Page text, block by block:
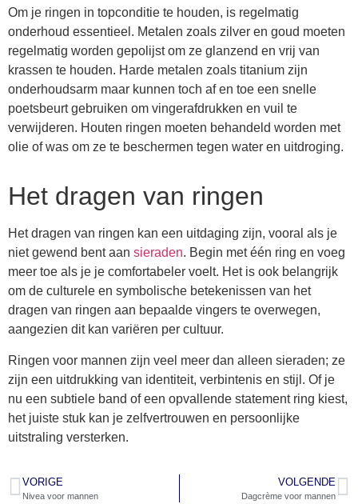
Om je ringen in topconditie te houden, is regelmatig
onderhoud essentieel. Metalen zoals zilver en goud moeten
regelmatig worden gepolijst om ze glanzend en vrij van
krassen te houden. Harde metalen zoals titanium zijn
onderhoudsarm maar kunnen toch af en toe een snelle
poetsbeurt gebruiken om vingerafdrukken en vuil te
verwijderen. Houten ringen moeten behandeld worden met
olie of was om ze te beschermen tegen water en uitdroging.
Het dragen van ringen
Het dragen van ringen kan een uitdaging zijn, vooral als je
niet gewend bent aan sieraden. Begin met één ring en voeg
meer toe als je je comfortabeler voelt. Het is ook belangrijk
om de culturele en symbolische betekenissen van het
dragen van ringen aan bepaalde vingers te overwegen,
aangezien dit kan variëren per cultuur.
Ringen voor mannen zijn veel meer dan alleen sieraden; ze
zijn een uitdrukking van identiteit, verbintenis en stijl. Of je
nu een subtiele band of een opvallende statement ring kiest,
het juiste stuk kan je zelfvertrouwen en persoonlijke
uitstraling versterken.
VORIGE
Nivea voor mannen
VOLGENDE
Dagcrème voor mannen